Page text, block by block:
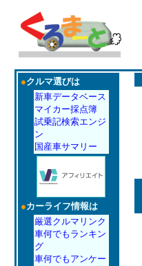
●クルマ選びは
新車データベース
マイカー採点簿
試乗記検索エンジ
ン
国産車サマリー
●カーライフ情報は
厳選クルマリンク
車何でもランキン
グ
車何でもアンケー